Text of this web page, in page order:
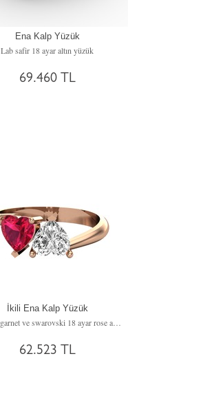
Ena Kalp Yüzük
Lab safir 18 ayar altın yüzük
69.460 TL
İkili Ena Kalp Yüzük
Rodolit garnet ve swarovski 18 ayar rose altın yüzük
62.523 TL